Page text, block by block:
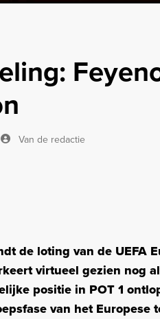
Van de redactie
de loting van de UEFA
virtueel gezien nog
positie in POT 1
van het Europese